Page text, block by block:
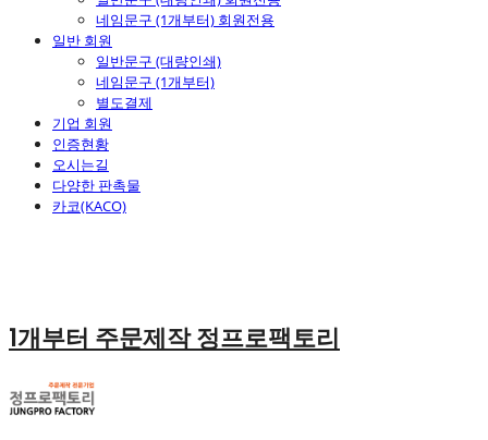
네임문구 (1개부터) 회원전용
일반 회원
일반문구 (대량인쇄)
네임문구 (1개부터)
별도결제
기업 회원
인증현황
오시는길
다양한 판촉물
카코(KACO)
1개부터 주문제작 정프로팩토리